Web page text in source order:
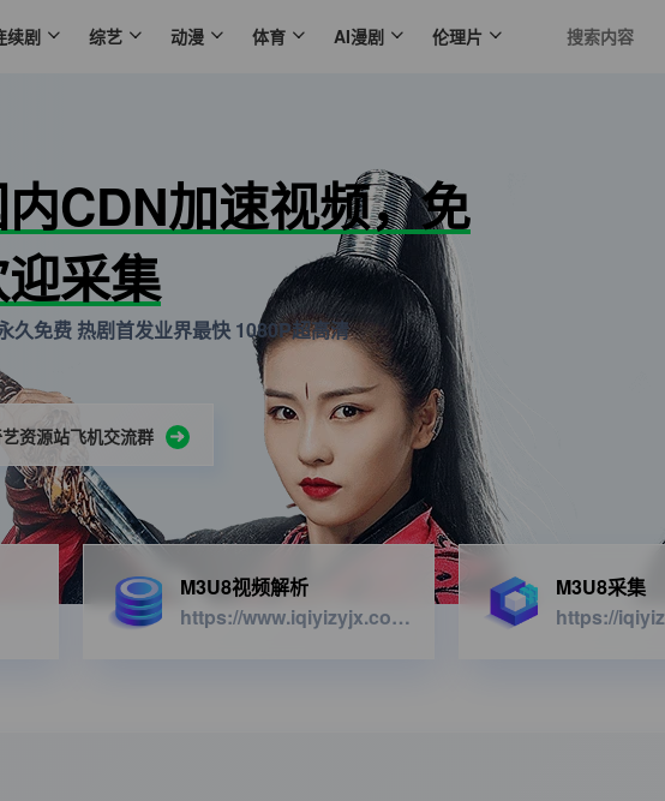
续剧 综艺 动漫 体育 AI漫剧 伦理片
CDN加速视频，免
采集
久免费 热剧首发业界最快 1080P超高清
资源站飞机交流群
M3U8视频解析
https://www.iqiyizyjx.com/?url=
M3U8采集